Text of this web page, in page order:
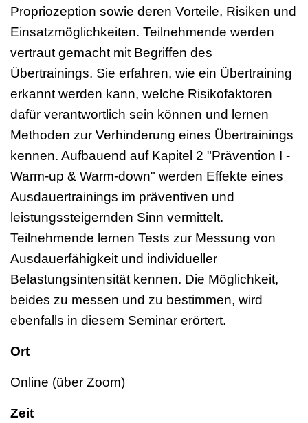
Propriozeption sowie deren Vorteile, Risiken und
Einsatzmöglichkeiten. Teilnehmende werden
vertraut gemacht mit Begriffen des
Übertrainings. Sie erfahren, wie ein Übertraining
erkannt werden kann, welche Risikofaktoren
dafür verantwortlich sein können und lernen
Methoden zur Verhinderung eines Übertrainings
kennen. Aufbauend auf Kapitel 2 "Prävention I -
Warm-up & Warm-down" werden Effekte eines
Ausdauertrainings im präventiven und
leistungssteigernden Sinn vermittelt.
Teilnehmende lernen Tests zur Messung von
Ausdauerfähigkeit und individueller
Belastungsintensität kennen. Die Möglichkeit,
beides zu messen und zu bestimmen, wird
ebenfalls in diesem Seminar erörtert.
Ort
Online (über Zoom)
Zeit